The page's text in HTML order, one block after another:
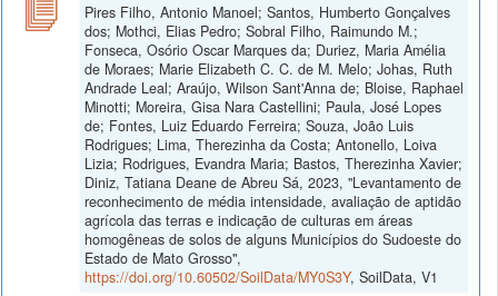
Pires Filho, Antonio Manoel; Santos, Humberto Gonçalves
dos; Mothci, Elias Pedro; Sobral Filho, Raimundo M.;
Fonseca, Osório Oscar Marques da; Duriez, Maria Amélia
de Moraes; Marie Elizabeth C. C. de M. Melo; Johas, Ruth
Andrade Leal; Araújo, Wilson Sant'Anna de; Bloise, Raphael
Minotti; Moreira, Gisa Nara Castellini; Paula, José Lopes
de; Fontes, Luiz Eduardo Ferreira; Souza, João Luis
Rodrigues; Lima, Therezinha da Costa; Antonello, Loiva
Lizia; Rodrigues, Evandra Maria; Bastos, Therezinha Xavier;
Diniz, Tatiana Deane de Abreu Sá, 2023, "Levantamento de
reconhecimento de média intensidade, avaliação de aptidão
agrícola das terras e indicação de culturas em áreas
homogêneas de solos de alguns Municípios do Sudoeste do
Estado de Mato Grosso",
https://doi.org/10.60502/SoilData/MY0S3Y, SoilData, V1